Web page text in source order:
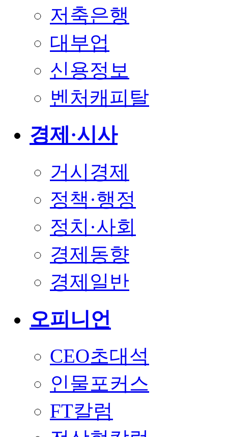
저축은행
대부업
신용정보
벤처캐피탈
경제·시사
거시경제
정책·행정
정치·사회
경제동향
경제일반
오피니언
CEO초대석
인물포커스
FT칼럼